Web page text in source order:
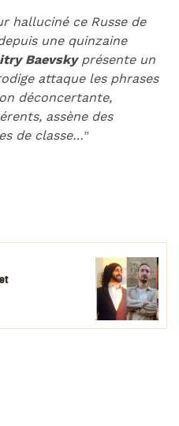
halluciné ce Russe de
une quinzaine
Baevskyprésente un
attaque les phrases
déconcertante,
assène des
de classe…”